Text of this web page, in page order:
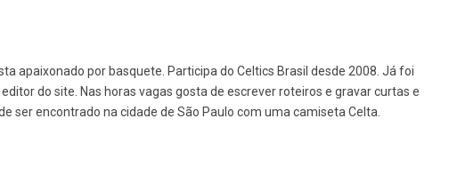
apaixonado por basquete. Participa do Celtics Brasil desde 2008. Já foi
do site. Nas horas vagas gosta de escrever roteiros e gravar curtas e
ser encontrado na cidade de São Paulo com uma camiseta Celta.